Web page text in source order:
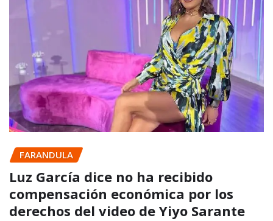
FARANDULA
Luz García dice no ha recibido
compensación económica por los
derechos del video de Yiyo Sarante